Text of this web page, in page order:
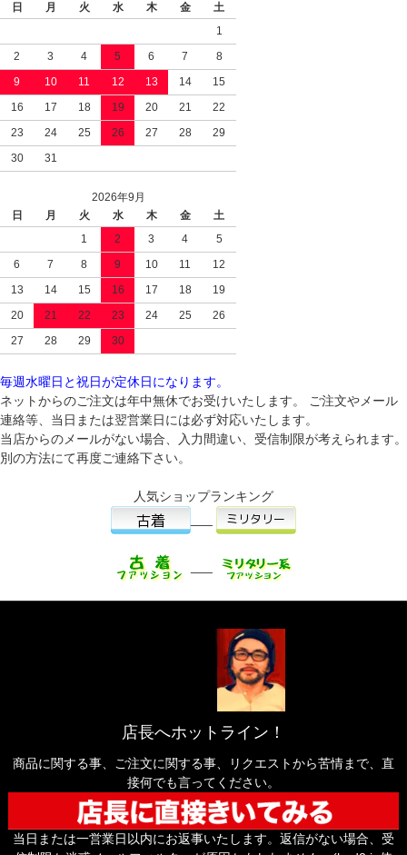
日
月 火 水 木 金
土
1
2
3 4 5 6 7
8
9
10 11 12 13 14
15
16
17 18 19 20 21
22
23
24 25 26 27 28
29
30
31
2026年9月
日
月 火 水 木 金
土
1
2 3 4
5
6
7 8 9 10 11
12
13
14 15 16 17 18
19
20
21 22 23 24 25
26
27
28 29 30
毎週水曜日と祝日が定休日になります。
ネットからのご注文は年中無休でお受けいたします。 ご注文やメール
連絡等、当日または翌営業日には必ず対応いたします。
当店からのメールがない場合、入力間違い、受信制限が考えられます。
別の方法にて再度ご連絡下さい。
人気ショップランキング
店長へホットライン！
商品に関する事、ご注文に関する事、リクエストから苦情まで、直
接何でも言ってください。
当日または一営業日以内にお返事いたします。返信がない場合、受